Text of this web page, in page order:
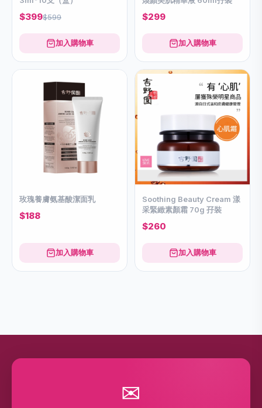
$399$599
加入購物車
$299
加入購物車
玫瑰養膚氨基酸潔面乳
$188
加入購物車
Soothing Beauty Cream 漾
采緊緻素顏霜 70g 孖裝
$260
加入購物車
✉